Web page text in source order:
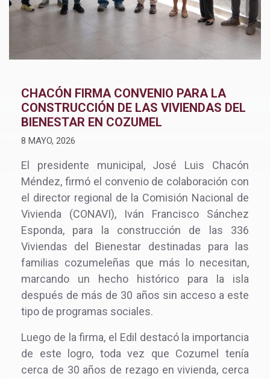
CHACÓN FIRMA CONVENIO PARA LA
CONSTRUCCIÓN DE LAS VIVIENDAS DEL
BIENESTAR EN COZUMEL
8 MAYO, 2026
El presidente municipal, José Luis Chacón
Méndez, firmó el convenio de colaboración con
el director regional de la Comisión Nacional de
Vivienda (CONAVI), Iván Francisco Sánchez
Esponda, para la construcción de las 336
Viviendas del Bienestar destinadas para las
familias cozumeleñas que más lo necesitan,
marcando un hecho histórico para la isla
después de más de 30 años sin acceso a este
tipo de programas sociales.
Luego de la firma, el Edil destacó la importancia
de este logro, toda vez que Cozumel tenía
cerca de 30 años de rezago en vivienda, cerca